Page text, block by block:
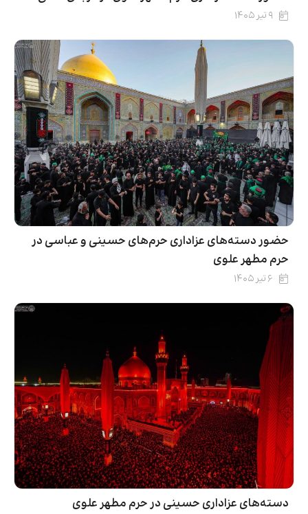
۹ تیر ۱۴۰۵
حضور دسته‌های عزاداری حرم‌های حسینی و عباسی در
حرم مطهر علوی
۶ تیر ۱۴۰۵
دسته‌های عزاداری حسینی در حرم مطهر علوی